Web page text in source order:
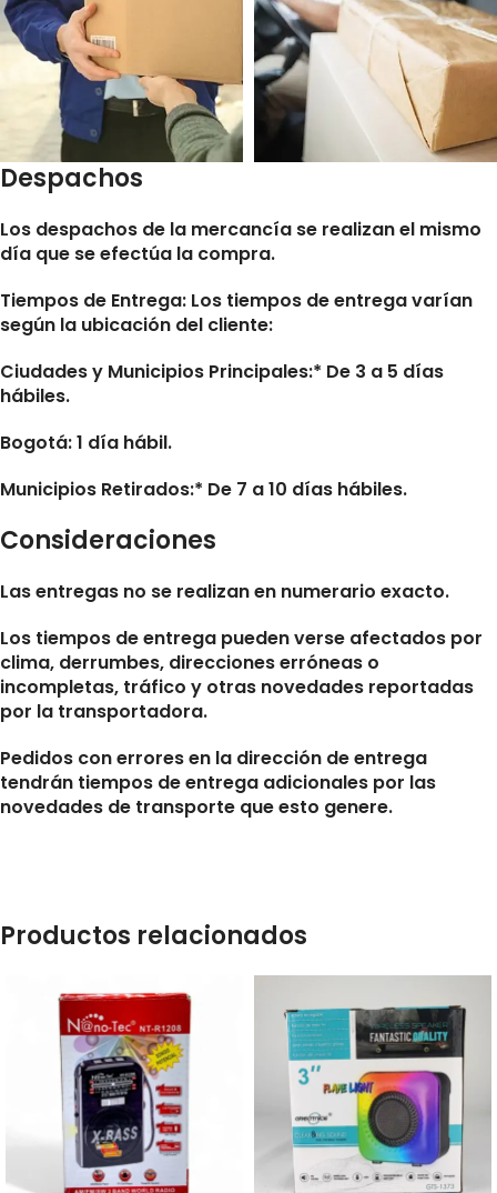
Despachos
Los despachos de la mercancía se realizan el mismo
día que se efectúa la compra.
Tiempos de Entrega: Los tiempos de entrega varían
según la ubicación del cliente:
Ciudades y Municipios Principales:* De 3 a 5 días
hábiles.
Bogotá: 1 día hábil.
Municipios Retirados:* De 7 a 10 días hábiles.
Consideraciones
Las entregas no se realizan en numerario exacto.
Los tiempos de entrega pueden verse afectados por
clima, derrumbes, direcciones erróneas o
incompletas, tráfico y otras novedades reportadas
por la transportadora.
Pedidos con errores en la dirección de entrega
tendrán tiempos de entrega adicionales por las
novedades de transporte que esto genere.
Productos relacionados